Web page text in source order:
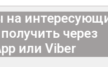
на
через
или Viber